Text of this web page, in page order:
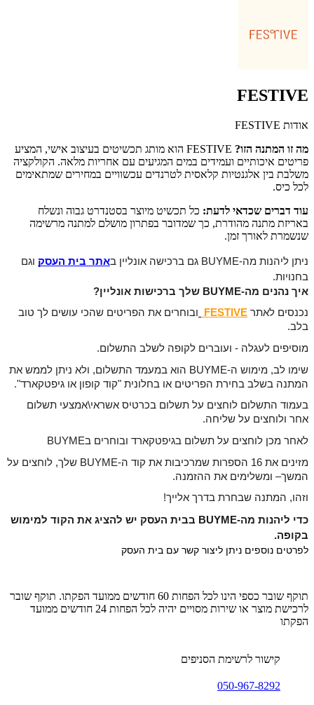
FESTIVE
אודות FESTIVE
מה זו המתנה הזו?
FESTIVE הוא מותג תכשיטים בעיצוב אישי, המציע
פריטים איכותיים ועמידים במים המגיעים עם אחריות מלאה. הקולקציה
משלבת בין אלגנטיות קלאסית לטרנדים עכשוויים במחירים שמתאימים
לכל כיס.
עוד דברים שכדאי לדעת: כל תכשיט מיוצר בסטנדרט גבוה ונשלח
באריזת מתנה מהודרת, כך שמדובר בפתרון מושלם למתנה מרשימה
שנשמרת לאורך זמן.
ניתן ליהנות מה-BUYME גם ברכישה אונליין ב אתר בית העסק
בחנויות.
איך נהנים מה-BUYME שלך ברכישות אונליין?
נכנסים לאתר FESTIVE
בלב.
מוסיפים לעגלה - ועוברים לקופה לשלב התשלום.
המתנה בשלב בחירת הפריטים או בחלונית "קוד קופון או גיפטקארד".
אחר ולוחצים על שליחה.
לאחר מכן לוחצים על תשלום בגיפטקארד ובוחרים בBUYME
המשך– ומשלימים את ההזמנה.
וזהו, המתנה שבחרת בדרך אלייך!
בקופה.
לפרטים נוספים ניתן ליצור קשר עם בית העסק
תוקף שובר כספי הינו לכל הפחות 60 חודשים ממועד הפקתו. תוקף שובר
לרכישת מוצר או שירות מסויים יהיה לכל הפחות 24 חודשים ממועד
הפקתו
קישור לרשימת הסניפים
050-967-8292